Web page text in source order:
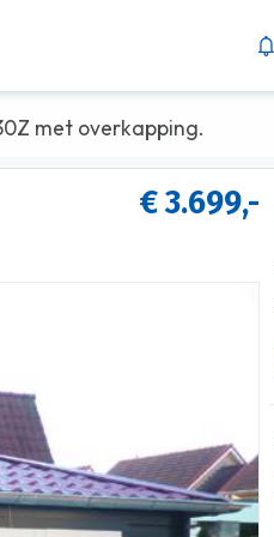
met overkapping.
€ 3.699,-